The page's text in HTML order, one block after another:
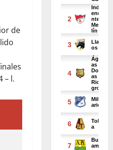
de
– l.